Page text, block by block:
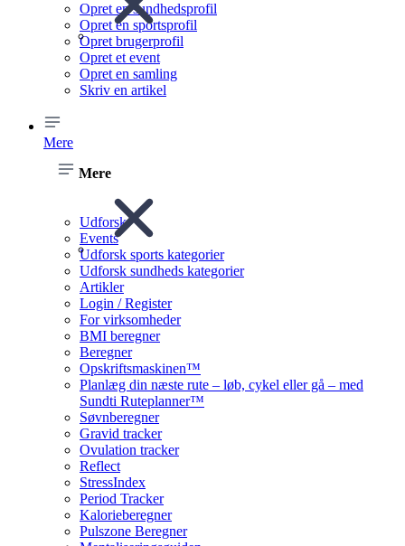
Opret en sundhedsprofil
Opret en sportsprofil
Opret brugerprofil
Opret et event
Opret en samling
Skriv en artikel
Mere
Mere
Udforsk
Events
Udforsk sports kategorier
Udforsk sundheds kategorier
Artikler
Login / Register
For virksomheder
BMI beregner
Beregner
Opskriftsmaskinen™
Planlæg din næste rute – løb, cykel eller gå – med
Sundti Ruteplanner™
Søvnberegner
Gravid tracker
Ovulation tracker
Reflect
StressIndex
Period Tracker
Kalorieberegner
Pulszone Beregner